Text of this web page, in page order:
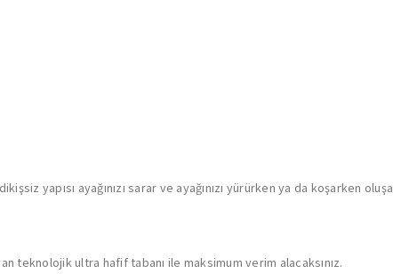
yapısı ayağınızı sarar ve ayağınızı yürürken ya da koşarken
teknolojik ultra hafif tabanı ile maksimum verim alacaksınız.